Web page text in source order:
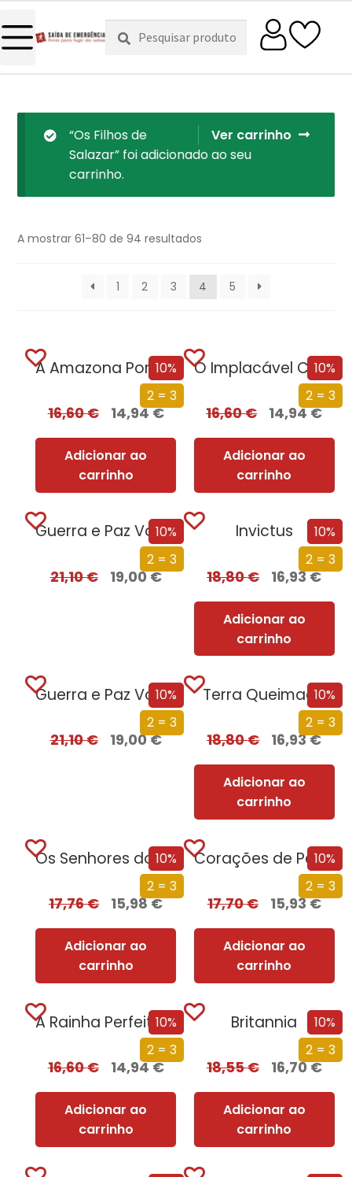
Pesquisar
por:
Pesquisa
Ver carrinho
“Os Filhos de
Salazar” foi adicionado ao seu
carrinho.
A mostrar 61–80 de 94 resultados
1 2 3 4 5
10%
2 = 3
A Amazona Portuguesa
16,60€ 14,94€
Adicionar ao
carrinho
10%
2 = 3
O Implacável Cerco de Almada
16,60€ 14,94€
Adicionar ao
carrinho
10%
2 = 3
Guerra e Paz Vol. II de II
21,10€ 19,00€
10%
2 = 3
Invictus
18,80€ 16,93€
Adicionar ao
carrinho
10%
2 = 3
Guerra e Paz Vol. I de II
21,10€ 19,00€
10%
2 = 3
Terra Queimada
18,80€ 16,93€
Adicionar ao
carrinho
10%
2 = 3
Os Senhores do Norte
17,76€ 15,98€
Adicionar ao
carrinho
10%
2 = 3
Corações de Pedra
17,70€ 15,93€
Adicionar ao
carrinho
10%
2 = 3
A Rainha Perfeitíssima
16,60€ 14,94€
Adicionar ao
carrinho
10%
2 = 3
Britannia
18,55€ 16,70€
Adicionar ao
carrinho